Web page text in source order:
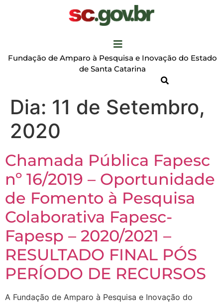
Fundação de Amparo à Pesquisa e Inovação do Estado
de Santa Catarina
Dia: 11 de Setembro,
2020
Chamada Pública Fapesc
nº 16/2019 – Oportunidade
de Fomento à Pesquisa
Colaborativa Fapesc-
Fapesp – 2020/2021 –
RESULTADO FINAL PÓS
PERÍODO DE RECURSOS
A Fundação de Amparo à Pesquisa e Inovação do